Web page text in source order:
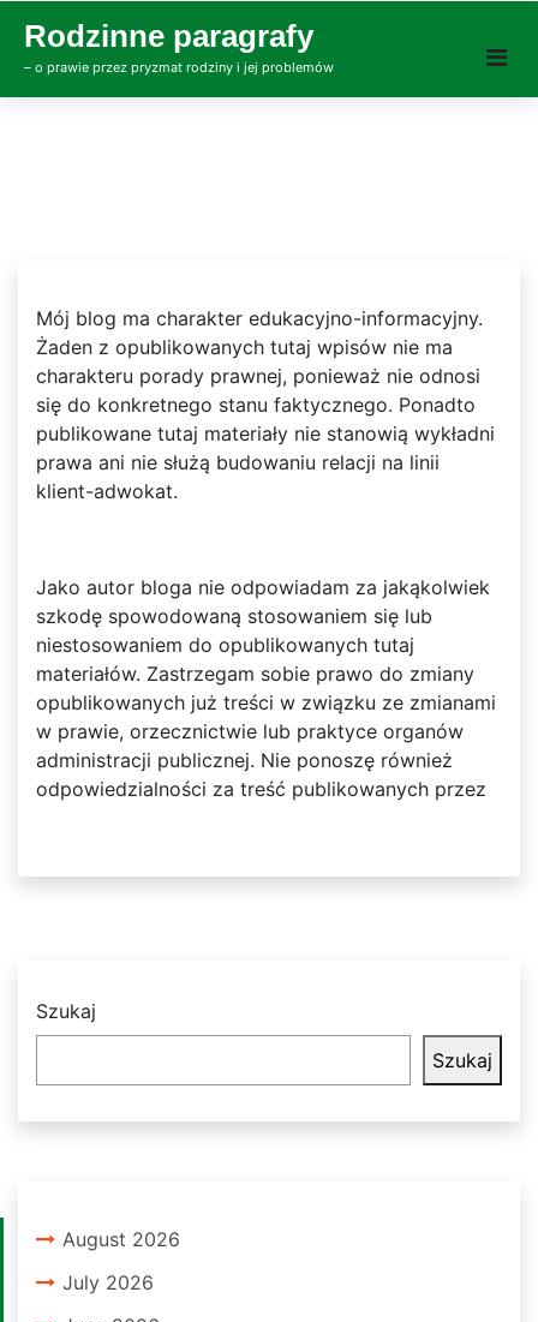
content
Rodzinne paragrafy
– o prawie przez pryzmat rodziny i jej problemów
Mój blog ma charakter edukacyjno-informacyjny.
Żaden z opublikowanych tutaj wpisów nie ma
charakteru porady prawnej, ponieważ nie odnosi
się do konkretnego stanu faktycznego. Ponadto
publikowane tutaj materiały nie stanowią wykładni
prawa ani nie służą budowaniu relacji na linii
klient-adwokat.
Jako autor bloga nie odpowiadam za jakąkolwiek
szkodę spowodowaną stosowaniem się lub
niestosowaniem do opublikowanych tutaj
materiałów. Zastrzegam sobie prawo do zmiany
opublikowanych już treści w związku ze zmianami
w prawie, orzecznictwie lub praktyce organów
administracji publicznej. Nie ponoszę również
odpowiedzialności za treść publikowanych przez
Szukaj
Szukaj
August 2026
July 2026